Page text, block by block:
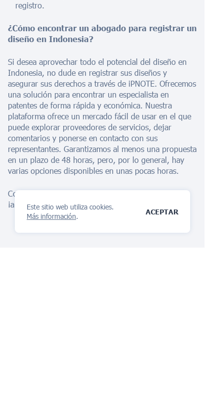
Este sitio web utiliza cookies.
Más información.
ACEPTAR
registro.
¿Cómo encontrar un abogado para registrar un
diseño en Indonesia?
Si desea aprovechar todo el potencial del diseño en
Indonesia, no dude en registrar sus diseños y
asegurar sus derechos a través de iPNOTE. Ofrecemos
una solución para encontrar un especialista en
patentes de forma rápida y económica. Nuestra
plataforma ofrece un mercado fácil de usar en el que
puede explorar proveedores de servicios, dejar
comentarios y ponerse en contacto con sus
representantes. Garantizamos al menos una propuesta
en un plazo de 48 horas, pero, por lo general, hay
varias opciones disponibles en unas pocas horas.
Comience a protegerse con nuestro
¡ahora mismo!